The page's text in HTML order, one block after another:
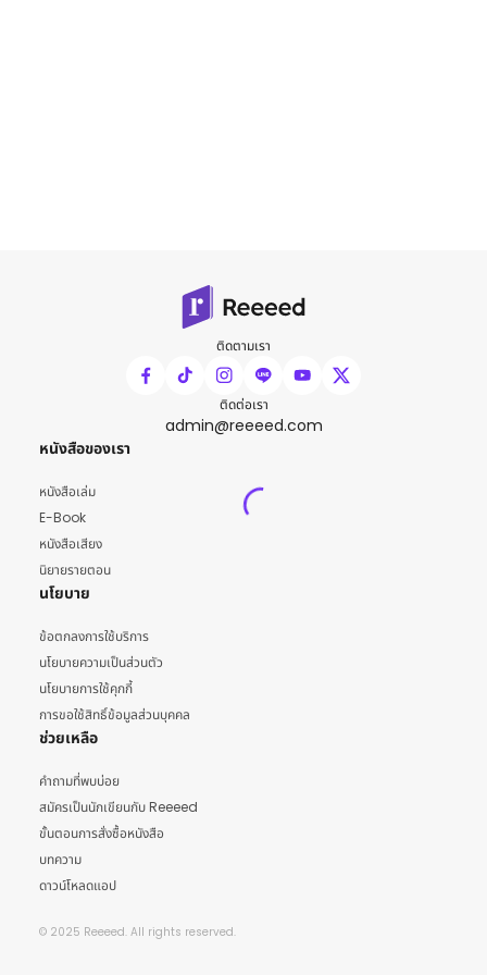
ติดตามเรา
ติดต่อเรา
admin@reeeed.com
หนังสือของเรา
หนังสือเล่ม
E-Book
หนังสือเสียง
นิยายรายตอน
นโยบาย
ข้อตกลงการใช้บริการ
นโยบายความเป็นส่วนตัว
นโยบายการใช้คุกกี้
การขอใช้สิทธิ์ข้อมูลส่วนบุคคล
ช่วยเหลือ
คำถามที่พบบ่อย
สมัครเป็นนักเขียนกับ Reeeed
ขั้นตอนการสั่งซื้อหนังสือ
บทความ
ดาวน์โหลดแอป
© 2025 Reeeed. All rights reserved.